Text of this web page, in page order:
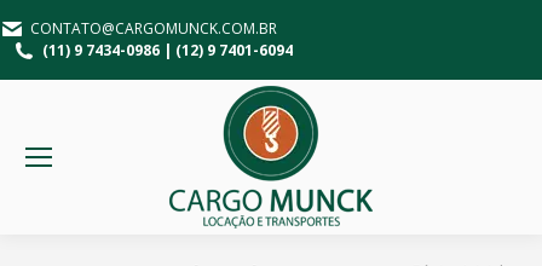
CONTATO@CARGOMUNCK.COM.BR
(11) 9 7434-0986 | (12) 9 7401-6094